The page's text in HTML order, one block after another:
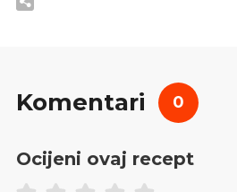
Komentari 0
Ocijeni ovaj recept